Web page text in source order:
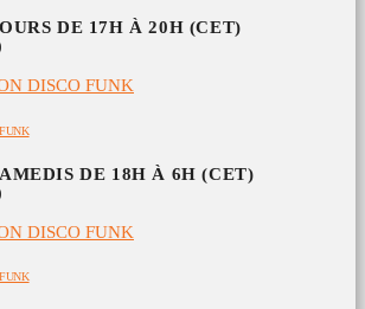
DE 17H À 20H (CET)
DE 18H À 6H (CET)